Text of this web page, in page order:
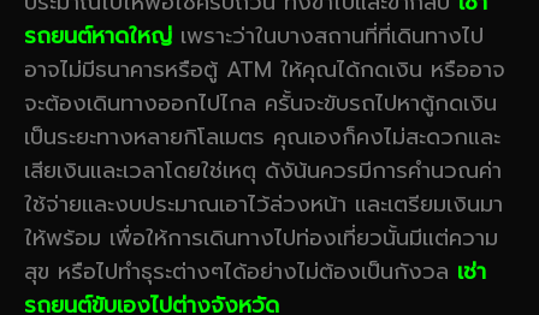
รถยนต์หาดใหญ่ เพราะว่าในบางสถานที่ที่เดินทางไป
อาจไม่มีธนาคารหรือตู้ ATM ให้คุณได้กดเงิน หรืออาจ
จะต้องเดินทางออกไปไกล ครั้นจะขับรถไปหาตู้กดเงิน
เป็นระยะทางหลายกิโลเมตร คุณเองก็คงไม่สะดวกและ
เสียเงินและเวลาโดยใช่เหตุ ดังัน้นควรมีการคำนวณค่า
ใช้จ่ายและงบประมาณเอาไว้ล่วงหน้า และเตรียมเงินมา
ให้พร้อม เพื่อให้การเดินทางไปท่องเที่ยวนั้นมีแต่ความ
สุข หรือไปทำธุระต่างๆได้อย่างไม่ต้องเป็นกังวล เช่า
รถยนต์ขับเองไปต่างจังหวัด